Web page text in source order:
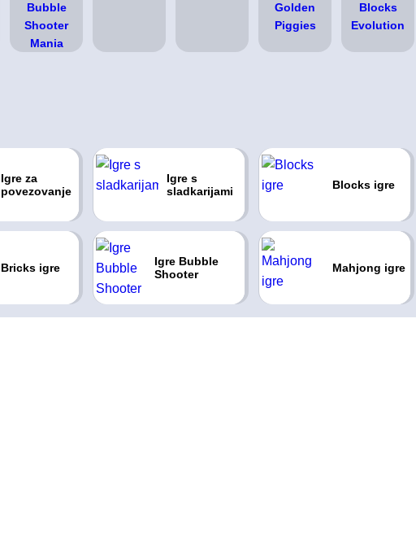
Igre za
povezovanje
Igre s
sladkarijami
Blocks igre
Bricks igre
Igre Bubble
Shooter
Mahjong igre